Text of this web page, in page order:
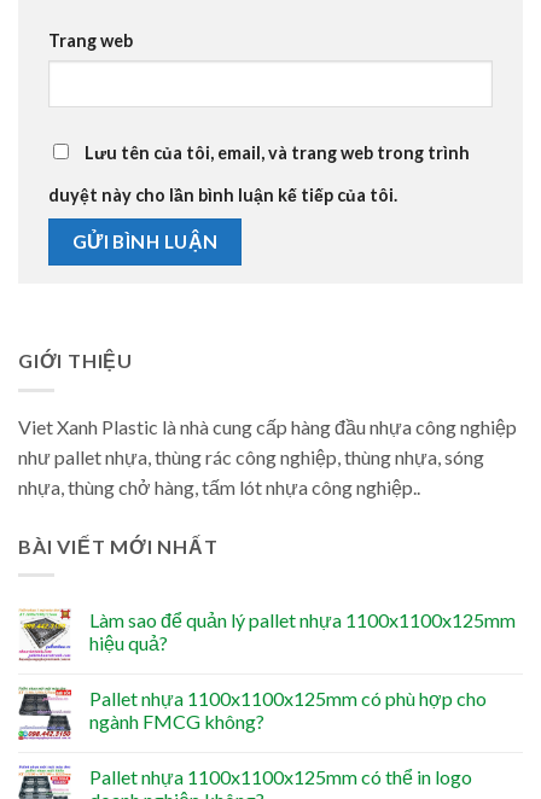
Trang web
Lưu tên của tôi, email, và trang web trong trình
duyệt này cho lần bình luận kế tiếp của tôi.
GIỚI THIỆU
Viet Xanh Plastic là nhà cung cấp hàng đầu nhựa công nghiệp
như pallet nhựa, thùng rác công nghiệp, thùng nhựa, sóng
nhựa, thùng chở hàng, tấm lót nhựa công nghiệp..
BÀI VIẾT MỚI NHẤT
Làm sao để quản lý pallet nhựa 1100x1100x125mm
hiệu quả?
Pallet nhựa 1100x1100x125mm có phù hợp cho
ngành FMCG không?
Pallet nhựa 1100x1100x125mm có thể in logo